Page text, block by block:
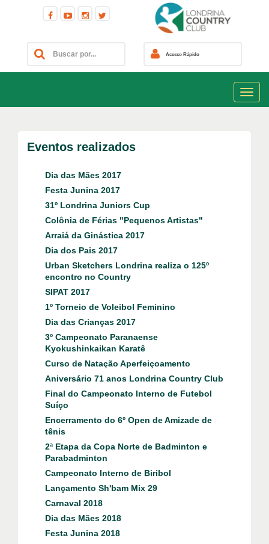
Acesso Rápido
Eventos realizados
Dia das Mães 2017
Festa Junina 2017
31º Londrina Juniors Cup
Colônia de Férias "Pequenos Artistas"
Arraiá da Ginástica 2017
Dia dos Pais 2017
Urban Sketchers Londrina realiza o 125º
encontro no Country
SIPAT 2017
1º Torneio de Voleibol Feminino
Dia das Crianças 2017
3º Campeonato Paranaense
Kyokushinkaikan Karatê
Curso de Natação Aperfeiçoamento
Aniversário 71 anos Londrina Country Club
Final do Campeonato Interno de Futebol
Suíço
Encerramento do 6º Open de Amizade de
tênis
2ª Etapa da Copa Norte de Badminton e
Parabadminton
Campeonato Interno de Biribol
Lançamento Sh'bam Mix 29
Carnaval 2018
Dia das Mães 2018
Festa Junina 2018